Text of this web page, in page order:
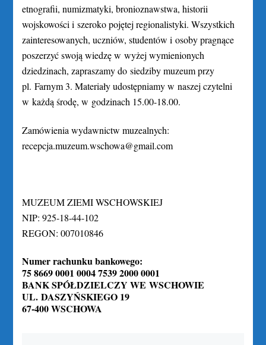
etnografii, numizmatyki, bronioznawstwa, historii
wojskowości i szeroko pojętej regionalistyki. Wszystkich
zainteresowanych, uczniów, studentów i osoby pragnące
poszerzyć swoją wiedzę w wyżej wymienionych
dziedzinach, zapraszamy do siedziby muzeum przy
pl. Farnym 3. Materiały udostępniamy w naszej czytelni
w każdą środę, w godzinach 15.00-18.00.
Zamówienia wydawnictw muzealnych:
recepcja.muzeum.wschowa@gmail.com
MUZEUM ZIEMI WSCHOWSKIEJ
NIP: 925-18-44-102
REGON: 007010846
Numer rachunku bankowego:
75 8669 0001 0004 7539 2000 0001
BANK SPÓŁDZIELCZY WE WSCHOWIE
UL. DASZYŃSKIEGO 19
67-400 WSCHOWA